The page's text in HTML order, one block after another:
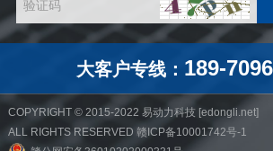
验证码
大客户专线： 189-
COPYRIGHT © 2015-2022 易动力科技[edongli.net]
ALL RIGHTS RESERVED 赣ICP备10001742号-1